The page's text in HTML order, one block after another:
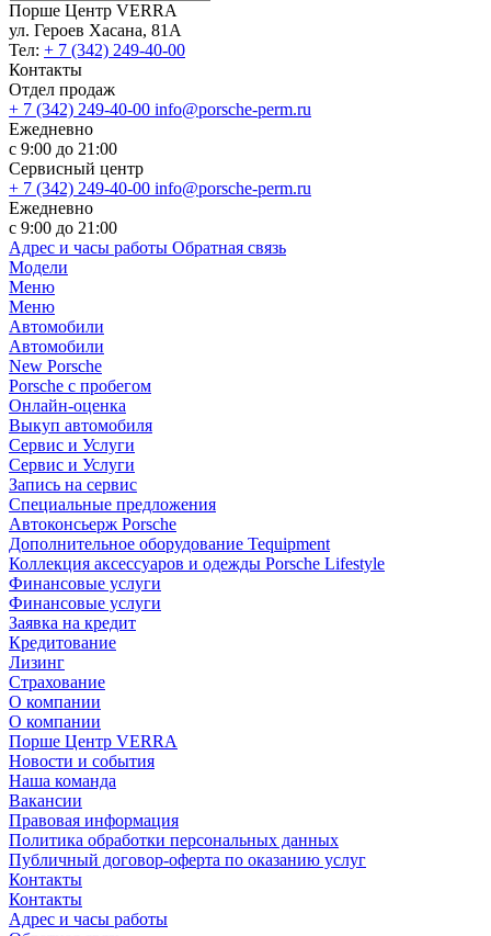
Порше Центр VERRA
ул. Героев Хасана, 81А
Тел: + 7 (342) 249-40-00
Контакты
Отдел продаж
+ 7 (342) 249-40-00 info@porsche-perm.ru
Ежедневно
с 9:00 до 21:00
Сервисный центр
+ 7 (342) 249-40-00 info@porsche-perm.ru
Ежедневно
с 9:00 до 21:00
Адрес и часы работы Обратная связь
Модели
Меню
Меню
Автомобили
Автомобили
New Porsche
Porsche с пробегом
Онлайн-оценка
Выкуп автомобиля
Сервис и Услуги
Сервис и Услуги
Запись на сервис
Специальные предложения
Автоконсьерж Porsche
Дополнительное оборудование Tequipment
Коллекция аксессуаров и одежды Porsche Lifestyle
Финансовые услуги
Финансовые услуги
Заявка на кредит
Кредитование
Лизинг
Страхование
О компании
О компании
Порше Центр VERRA
Новости и события
Наша команда
Вакансии
Правовая информация
Политика обработки персональных данных
Публичный договор-оферта по оказанию услуг
Контакты
Контакты
Адрес и часы работы